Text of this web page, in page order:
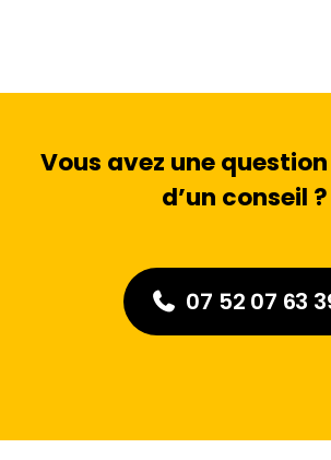
Vous avez une
d’un conseil ?
07 52 07 63